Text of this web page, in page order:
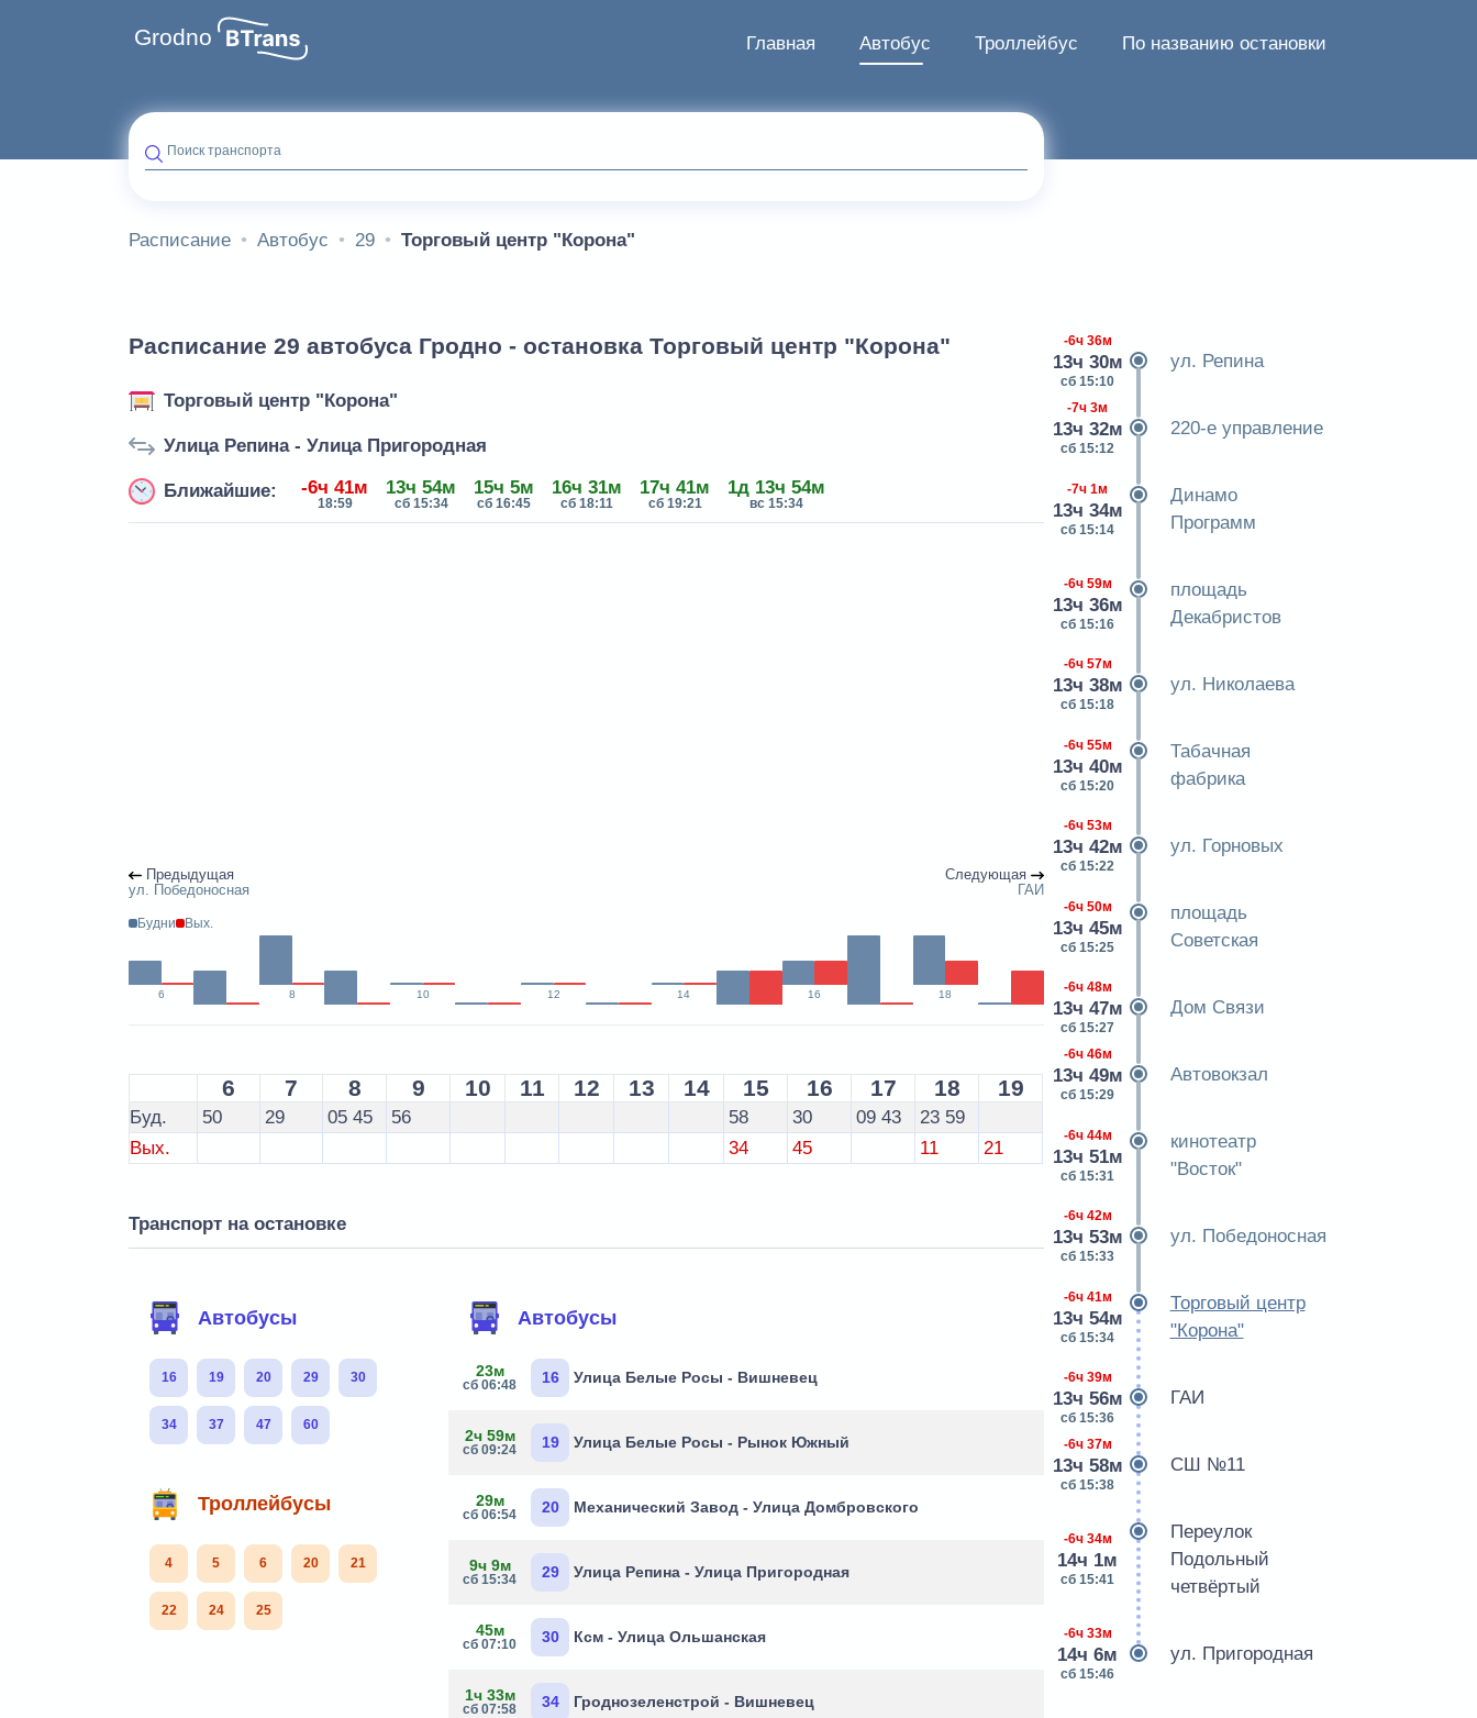
Grodno Главная Автобус Троллейбус По названию остановки
Поиск транспорта
Расписание Автобус 29 Торговый центр "Корона"
Расписание 29 автобуса Гродно - остановка Торговый центр "Корона"
Торговый центр "Корона"
Улица Репина - Улица Пригородная
Ближайшие: -6ч 41м
18:59
13ч 54м
сб 15:34
15ч 5м
сб 16:45
16ч 31м
сб 18:11
17ч 41м
сб 19:21
1д 13ч 54м
вс 15:34
Предыдущая
ул. Победоносная
Следующая
ГАИ
Будни Вых.
6 8 10 12 14 16 18
6 7 8 9 10 11 12 13 14 15 16 17 18 19
Буд. 50 29 05 45 56 58 30 09 43 23 59
Вых.
34 45 11 21
Транспорт на остановке
Автобусы
16 19 20 29 30
34 37 47 60
Троллейбусы
4 5 6 20 21
22 24 25
Автобусы
23м
сб 06:48 16 Улица Белые Росы - Вишневец
2ч 59м
сб 09:24 19 Улица Белые Росы - Рынок Южный
29м
сб 06:54 20 Механический Завод - Улица Домбровского
9ч 9м
сб 15:34 29 Улица Репина - Улица Пригородная
45м
сб 07:10 30 Ксм - Улица Ольшанская
1ч 33м
сб 07:58 34 Гроднозеленстрой - Вишневец
-6ч 36м
13ч 30м
сб 15:10
ул. Репина
-7ч 3м
13ч 32м
сб 15:12
220-е управление
-7ч 1м
13ч 34м
сб 15:14
Динамо
Программ
-6ч 59м
13ч 36м
сб 15:16
площадь
Декабристов
-6ч 57м
13ч 38м
сб 15:18
ул. Николаева
-6ч 55м
13ч 40м
сб 15:20
Табачная
фабрика
-6ч 53м
13ч 42м
сб 15:22
ул. Горновых
-6ч 50м
13ч 45м
сб 15:25
площадь
Советская
-6ч 48м
13ч 47м
сб 15:27
Дом Связи
-6ч 46м
13ч 49м
сб 15:29
Автовокзал
-6ч 44м
13ч 51м
сб 15:31
кинотеатр
"Восток"
-6ч 42м
13ч 53м
сб 15:33
ул. Победоносная
-6ч 41м
13ч 54м
сб 15:34
Торговый центр
"Корона"
-6ч 39м
13ч 56м
сб 15:36
ГАИ
-6ч 37м
13ч 58м
сб 15:38
СШ №11
-6ч 34м
14ч 1м
сб 15:41
Переулок
Подольный
четвёртый
-6ч 33м
14ч 6м
сб 15:46
ул. Пригородная